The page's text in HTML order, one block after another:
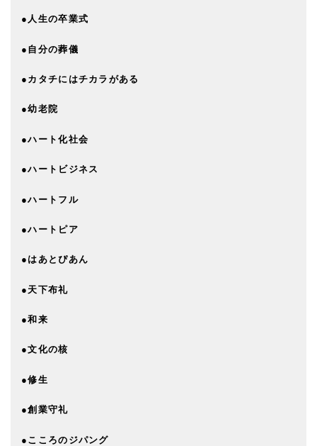
●人生の卒業式
●自分の葬儀
●カタチにはチカラがある
●幼老院
●ハート化社会
●ハートビジネス
●ハートフル
●ハートピア
●はあとぴあん
●天下布礼
●和来
●文化の核
●修生
●創業守礼
●こころのジパング